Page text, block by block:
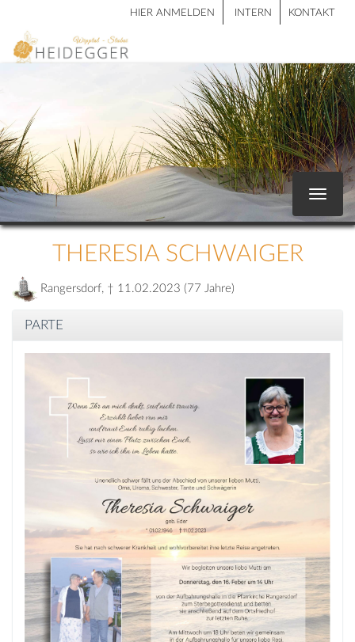
HIER ANMELDEN INTERN KONTAKT
Toggle
THERESIA SCHWAIGER
Rangersdorf, † 11.02.2023 (77 Jahre)
PARTE